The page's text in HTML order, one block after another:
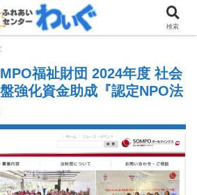
福祉財団 2024年度 社会
強化資金助成『認定NPO法
検索